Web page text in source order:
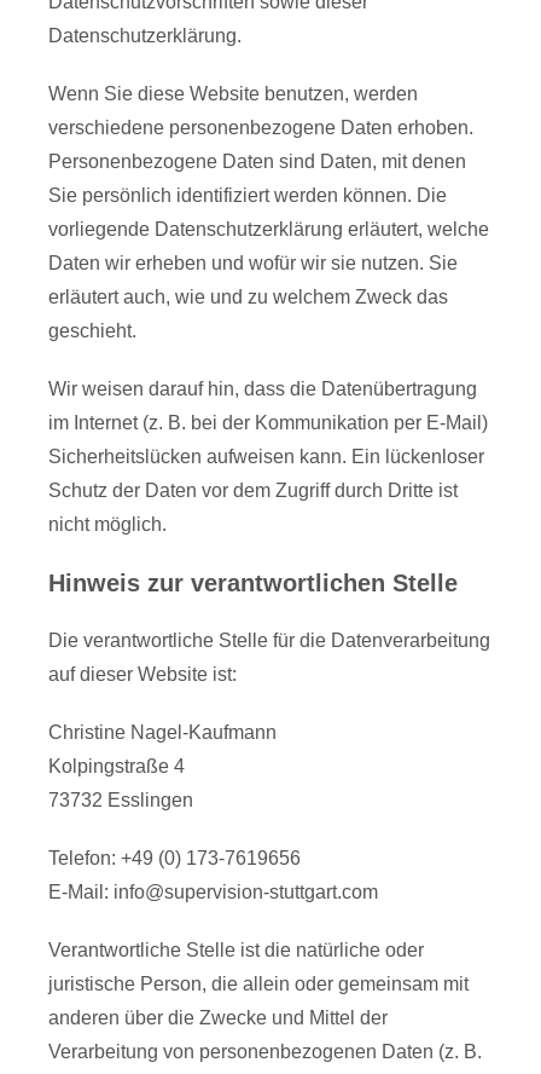
Datenschutzerklärung.
Wenn Sie diese Website benutzen, werden
verschiedene personenbezogene Daten erhoben.
Personenbezogene Daten sind Daten, mit denen
Sie persönlich identifiziert werden können. Die
vorliegende Datenschutzerklärung erläutert, welche
Daten wir erheben und wofür wir sie nutzen. Sie
erläutert auch, wie und zu welchem Zweck das
geschieht.
Wir weisen darauf hin, dass die Datenübertragung
im Internet (z. B. bei der Kommunikation per E-Mail)
Sicherheitslücken aufweisen kann. Ein lückenloser
Schutz der Daten vor dem Zugriff durch Dritte ist
nicht möglich.
Hinweis zur verantwortlichen Stelle
Die verantwortliche Stelle für die Datenverarbeitung
auf dieser Website ist:
Christine Nagel-Kaufmann
Kolpingstraße 4
73732 Esslingen
Telefon: +49 (0) 173-7619656
E-Mail: info@supervision-stuttgart.com
Verantwortliche Stelle ist die natürliche oder
juristische Person, die allein oder gemeinsam mit
anderen über die Zwecke und Mittel der
Verarbeitung von personenbezogenen Daten (z. B.